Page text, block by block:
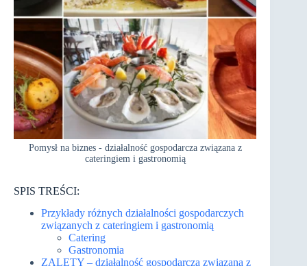
Pomysł na biznes - działalność gospodarcza związana z
cateringiem i gastronomią
SPIS TREŚCI:
Przykłady różnych działalności gospodarczych
związanych z cateringiem i gastronomią
Catering
Gastronomia
ZALETY – działalność gospodarcza związana z